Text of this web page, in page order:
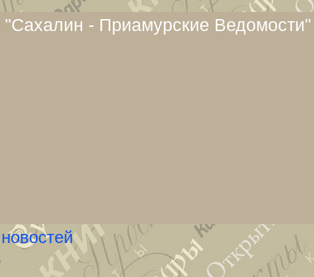
- Приамурские Ведомости"